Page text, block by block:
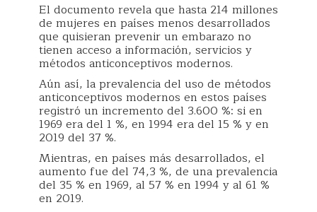
El documento revela que hasta 214 millones
de mujeres en países menos desarrollados
que quisieran prevenir un embarazo no
tienen acceso a información, servicios y
métodos anticonceptivos modernos.
Aún así, la prevalencia del uso de métodos
anticonceptivos modernos en estos países
registró un incremento del 3.600 %: si en
1969 era del 1 %, en 1994 era del 15 % y en
2019 del 37 %.
Mientras, en países más desarrollados, el
aumento fue del 74,3 %, de una prevalencia
del 35 % en 1969, al 57 % en 1994 y al 61 %
en 2019.